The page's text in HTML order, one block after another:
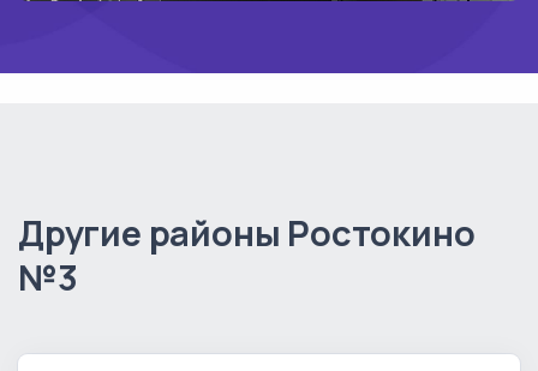
Другие районы Ростокино
№3